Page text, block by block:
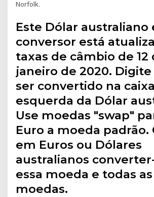
Norfolk.
Este Dólar australiano
conversor está
taxas de câmbio de 12
janeiro de 2020. Digite
ser convertido na
esquerda da Dólar
Use moedas "swap"
Euro a moeda padrão.
em Euros ou Dólares
australianos
essa moeda e todas
moedas.